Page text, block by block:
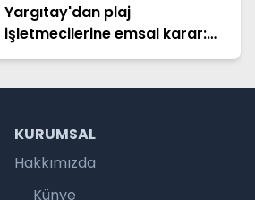
Yargıtay'dan plaj
işletmecilerine emsal karar:
Hapis cezası onandı
KURUMSAL
Hakkımızda
Künye